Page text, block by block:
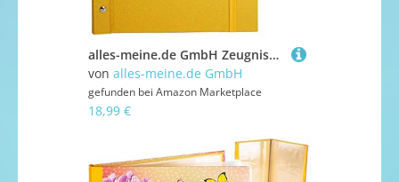
alles-meine.de GmbH Zeugnismappe/Dokumentenmappe/Zeugnisringbuch - Zeugnisse Metallic Effekt - Gold/Gelbgold - A 4 - GEBUNDEN & Erweiterbar - Schraubalbum - mit 24 festen..
von alles-meine.de GmbH
gefunden bei Amazon Marketplace
18,99 €